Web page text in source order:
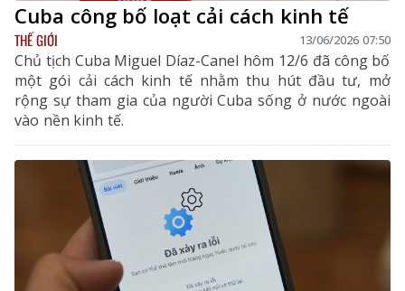
Cuba công bố loạt cải cách kinh tế
THẾ GIỚI 13/06/2026 07:50
Chủ tịch Cuba Miguel Díaz-Canel hôm 12/6 đã công bố
một gói cải cách kinh tế nhằm thu hút đầu tư, mở
rộng sự tham gia của người Cuba sống ở nước ngoài
vào nền kinh tế.